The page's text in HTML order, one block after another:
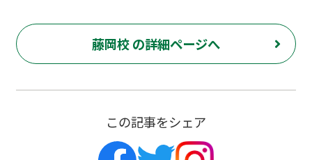
藤岡校 の詳細ページへ
この記事をシェア